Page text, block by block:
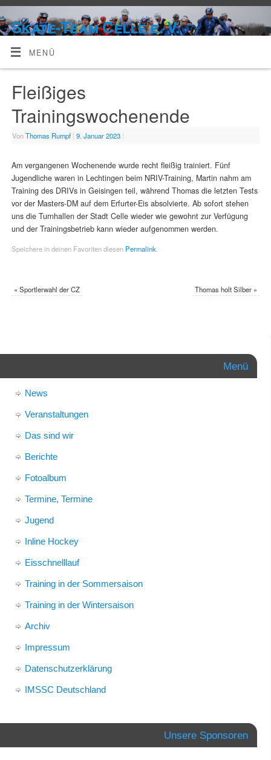
Skate-Team Celle e. V.
MENÜ
Fleißiges
Trainingswochenende
VonThomas Rumpf | 9. Januar 2023 |
Am vergangenen Wochenende wurde recht fleißig trainiert. Fünf
Jugendliche waren in Lechtingen beim NRIV-Training, Martin nahm am
Training des DRIVs in Geisingen teil, während Thomas die letzten Tests
vor der Masters-DM auf dem Erfurter-Eis absolvierte. Ab sofort stehen
uns die Turnhallen der Stadt Celle wieder wie gewohnt zur Verfügung
und der Trainingsbetrieb kann wieder aufgenommen werden.
Speichere in deinen Favoriten diesen Permalink
«Sportlerwahl der CZ Thomas holt Silber »
Menü
News
Veranstaltungen
Das sind wir
Berichte
Fotoalbum
Termine, Termine
Jugend
Inline Hockey
Eisschnelllauf
Training in der Sommersaison
Training in der Wintersaison
Archiv
Impressum
Datenschutzerklärung
IMSSC Deutschland
Unsere Sponsoren